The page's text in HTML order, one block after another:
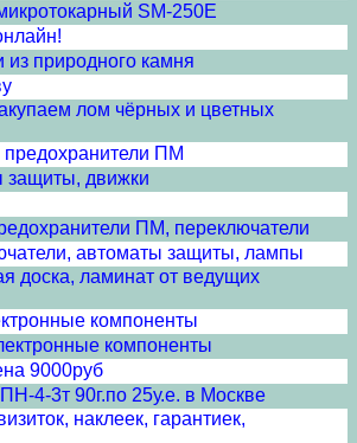
SM-250E
из природного камня
лом чёрных и цветных
ПМ
защиты, движки
ПМ, переключатели
автоматы защиты, лампы
доска, ламинат от ведущих
компоненты
компоненты
9000руб
4-3т 90г.по 25у.е. в Москве
наклеек, гарантиек,